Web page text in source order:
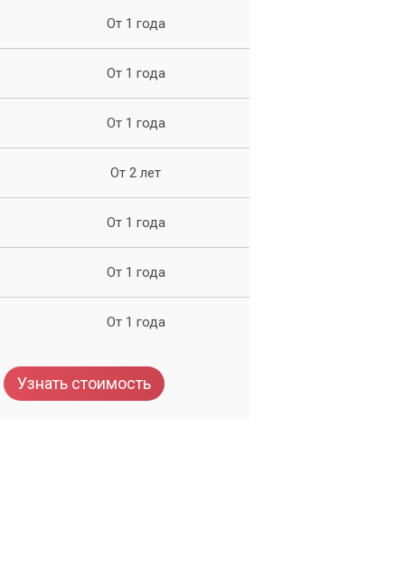
От 1 года
От 1 года
От 1 года
От 2 лет
От 1 года
От 1 года
От 1 года
Узнать стоимость